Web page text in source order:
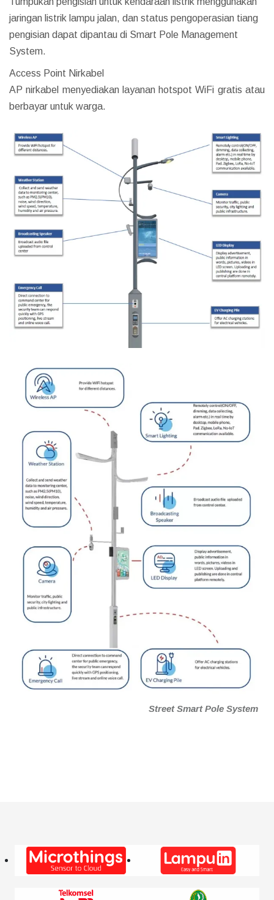
jaringan listrik lampu jalan, dan status pengoperasian tiang
pengisian dapat dipantau di Smart Pole Management
System.
Access Point Nirkabel
AP nirkabel menyediakan layanan hotspot WiFi gratis atau
berbayar untuk warga.
Street Smart Pole System